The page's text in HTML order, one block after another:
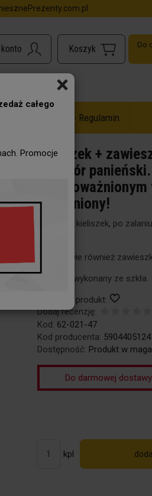
×
całego
Promocje
Do
Wyprzedaż do -50% - Regulamin
Kieliszek +
Wieczór panieński.
wzbroniony!
Magiczny kieliszek, po
W zestawie również
Kieliszek wykonany ze szkła.
Obserwuj produkt:
Dodaj recenzję:
Kod: 62-021-47
Kod producenta:
Dostępność: Produkt w
Do darmowej
kpl